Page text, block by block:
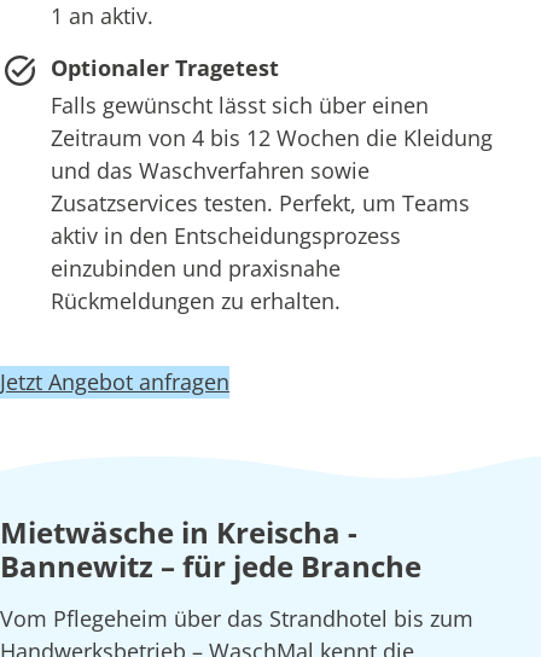
1 an aktiv.
Optionaler Tragetest
Falls gewünscht lässt sich über einen
Zeitraum von 4 bis 12 Wochen die Kleidung
und das Waschverfahren sowie
Zusatzservices testen. Perfekt, um Teams
aktiv in den Entscheidungsprozess
einzubinden und praxisnahe
Rückmeldungen zu erhalten.
Jetzt Angebot anfragen
Mietwäsche in Kreischa -
Bannewitz – für jede Branche
Vom Pflegeheim über das Strandhotel bis zum